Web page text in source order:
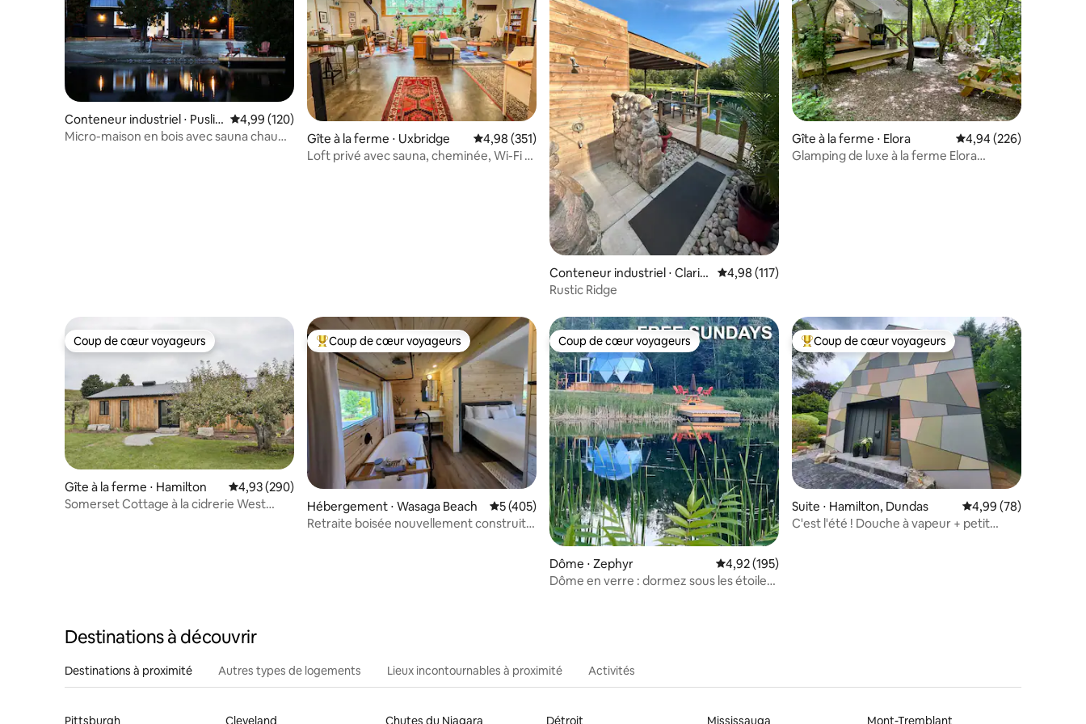
Conteneur industriel ⋅ Puslin
ch
Évaluation moyenne sur la base de 120 commentaires : 4,99 sur 5
4,99 (120)
Micro-maison en bois avec sauna chauffé
Gîte à la ferme ⋅ Uxbridge Évaluation moyenne sur la base de 351 commentaires : 4,98 sur 5
4,98 (351)
Loft privé avec sauna, cheminée, Wi-Fi et
Conteneur industriel ⋅ Clarin
gton
Évaluation moyenne sur la base de 117 commentaires : 4,98 sur 5
4,98 (117)
Rustic Ridge
Gîte à la ferme ⋅ Elora Évaluation moyenne
4,94 (226)
Glamping de luxe à la ferme Elora
Coup de cœur voyageurs
Coup de cœur voyageurs
Gîte à la ferme ⋅ Hamilton Évaluation moyenne sur la base de 290 commentaires : 4,93 sur 5
4,93 (290)
Somerset Cottage à la cidrerie West
Coups de cœur voyageurs les plus appréciés
Coup de cœur voyageurs
Hébergement ⋅ Wasaga Beach Évaluation moyenne sur la base de 405 commentaires : 5 sur 5
5 (405)
Retraite boisée nouvellement construite
Coup de cœur voyageurs
Coup de cœur voyageurs
Dôme ⋅ Zephyr Évaluation moyenne sur la base de 195 commentaires : 4,92 sur 5
4,92 (195)
Dôme en verre : dormez sous les étoiles
Coups de cœur voyageurs les plus appréciés
Coup de cœur voyageurs
Suite ⋅ Hamilton, Dundas Évaluation moyenne
4,99 (78)
C'est l'été ! Douche à vapeur + petit
Destinations à découvrir
Destinations à proximité Autres types de logements Lieux incontournables à proximité Activités
Pittsburgh Cleveland Chutes du Niagara Détroit Mississauga Mont-Tremblant